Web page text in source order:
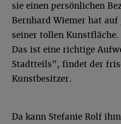
sie einen persönlichen
Bernhard Wiemer hat auf
seiner tollen
Das ist eine richtige
Stadtteils", findet der
Kunstbesitzer.
Da kann Stefanie Rolf